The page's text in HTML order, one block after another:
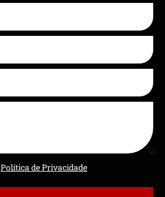
Política de Privacidade